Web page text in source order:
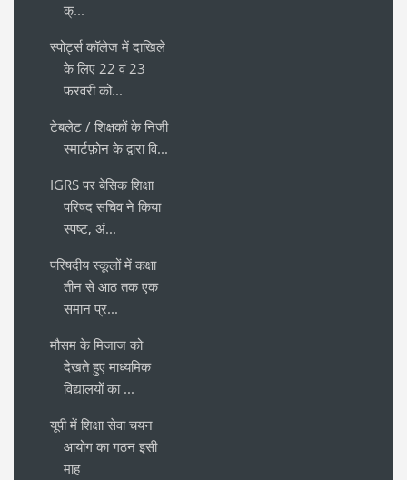
क्...
स्पोर्ट्स कॉलेज में दाखिले
के लिए 22 व 23
फरवरी को...
टेबलेट / शिक्षकों के निजी
स्मार्टफ़ोन के द्वारा वि...
IGRS पर बेसिक शिक्षा
परिषद सचिव ने किया
स्पष्ट, अं...
परिषदीय स्कूलों में कक्षा
तीन से आठ तक एक
समान प्र...
मौसम के मिजाज को
देखते हुए माध्यमिक
विद्यालयों का ...
यूपी में शिक्षा सेवा चयन
आयोग का गठन इसी
माह